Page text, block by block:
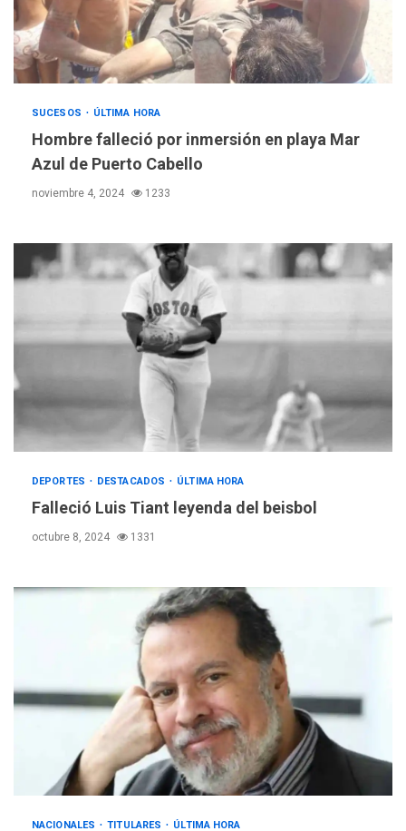
SUCESOS ÚLTIMA HORA
Hombre falleció por inmersión en playa Mar
Azul de Puerto Cabello
noviembre 4, 2024 1233
DEPORTES DESTACADOS ÚLTIMA HORA
Falleció Luis Tiant leyenda del beisbol
octubre 8, 2024 1331
NACIONALES TITULARES ÚLTIMA HORA